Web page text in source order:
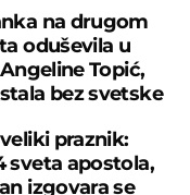
na drugom
oduševila u
Topić,
bez svetske
praznik:
sveta apostola,
izgovara se